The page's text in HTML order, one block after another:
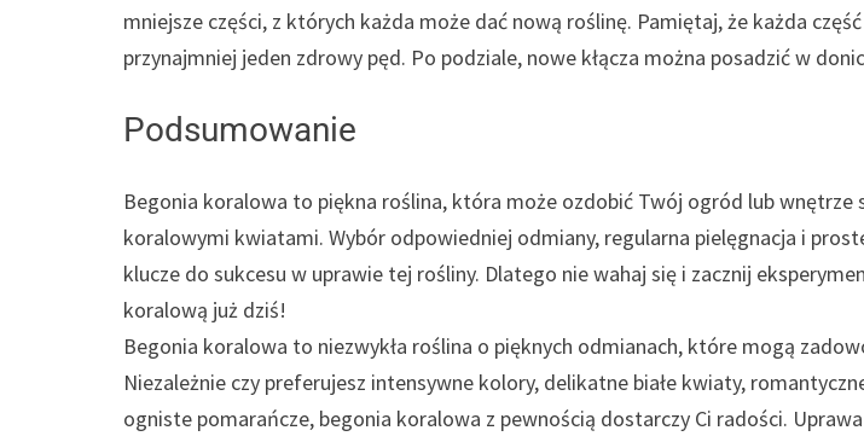
mniejsze części, z których każda może dać nową roślinę. Pamiętaj, że każda
przynajmniej jeden zdrowy pęd. Po podziale, nowe kłącza można posadzić w
Podsumowanie
Begonia koralowa to piękna roślina, która może ozdobić Twój ogród lub wnętrze
koralowymi kwiatami. Wybór odpowiedniej odmiany, regularna pielęgnacja i
klucze do sukcesu w uprawie tej rośliny. Dlatego nie wahaj się i zacznij
koralową już dziś!
Begonia koralowa to niezwykła roślina o pięknych odmianach, które mogą
Niezależnie czy preferujesz intensywne kolory, delikatne białe kwiaty,
ogniste pomarańcze, begonia koralowa z pewnością dostarczy Ci radości.